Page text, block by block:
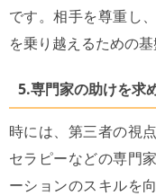
です。相手を尊重し
を乗り越えるための
5.専門家の助けを求
時には、第三者の視
セラピーなどの専門
ーションのスキルを